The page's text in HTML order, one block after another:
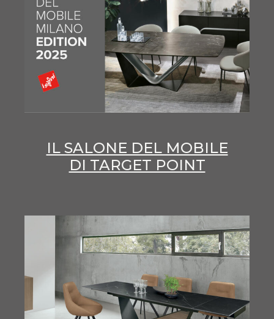
IL SALONE DEL MOBILE
DI TARGET POINT